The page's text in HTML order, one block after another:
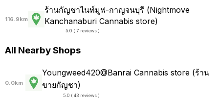
116.9km
ร้านกัญชาไนท์มูฟ-กาญจนบุรี (Nightmove
Kanchanaburi Cannabis store)
5.0 ( 7 reviews )
All Nearby Shops
0.0km
Youngweed420@Banrai Cannabis store (ร้าน
ขายกัญชา)
5.0 ( 43 reviews )